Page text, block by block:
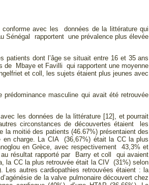
avec les données de la littérature qui
Sénégal rapportent une prévalence plus élevée
patients dont l’âge se situait entre 16 et 35 ans
de Mbaye et Favilli qui rapportent une moyenne
et coll, les sujets étaient plus jeunes avec
masculine qui avait été retrouvée
les données de la littérature [12], et pourrait
circonstances de découvertes étaient les
moitié des patients (46.67%) présentaient des
charge. La CIA (36,67%) était la CC la plus
en Grèce, avec respectivement 43,3% et
résultat rapporté par Barry et coll qui avaient
la CC la plus retrouvée était la CIV (31%) selon
Les autres cardiopathies retrouvées étaient : la
de la valve pulmonaire découvert chez